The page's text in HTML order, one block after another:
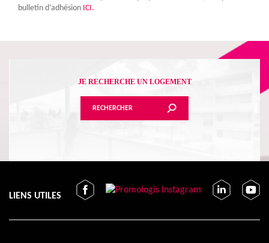
bulletin d’adhésion ICI.
JE RECHERCHE UN LOGEMENT
RECHERCHER
LIENS UTILES